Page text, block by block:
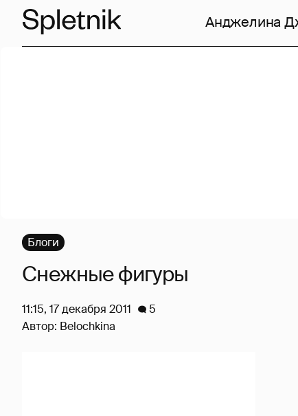
Анджелина
Блоги
Снежные фигуры
11:15, 17 декабря 2011
5
Автор: Belochkina